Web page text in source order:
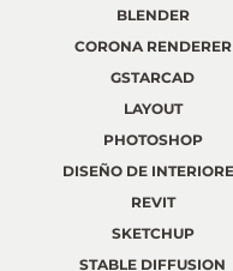
BLENDER
CORONA RENDERER
GSTARCAD
LAYOUT
PHOTOSHOP
DISEÑO DE
REVIT
SKETCHUP
STABLE DIFFUSION